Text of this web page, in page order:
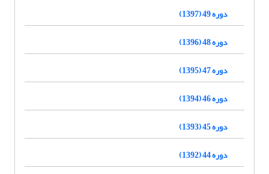
دوره 49 (1397)
دوره 48 (1396)
دوره 47 (1395)
دوره 46 (1394)
دوره 45 (1393)
دوره 44 (1392)